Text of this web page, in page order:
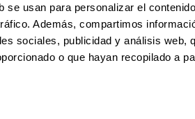
se usan para personalizar el
Además, compartimos
sociales, publicidad y análisis web,
o que hayan recopilado a